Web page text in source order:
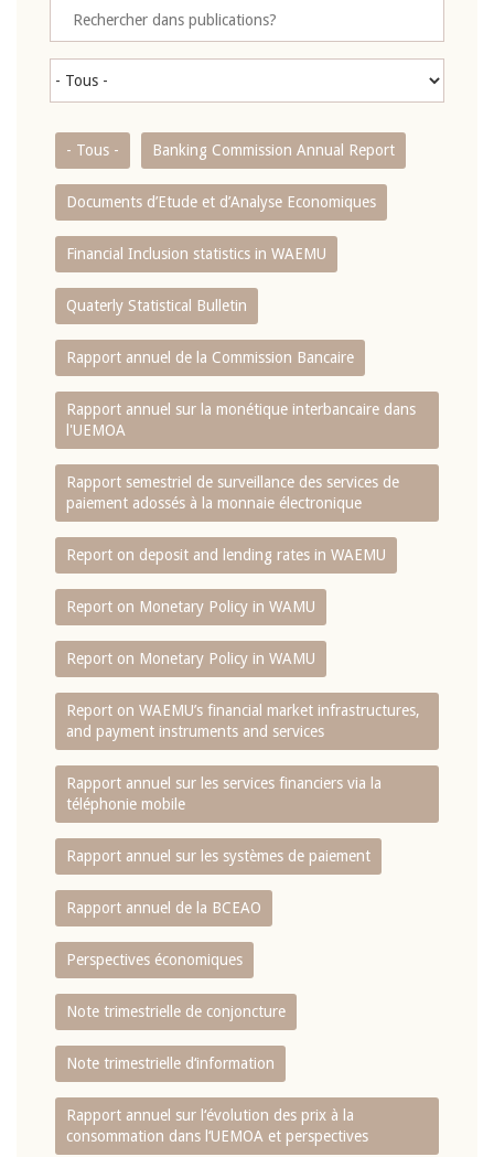
- Tous - Banking Commission Annual Report
Documents d’Etude et d’Analyse Economiques
Financial Inclusion statistics in WAEMU
Quaterly Statistical Bulletin
Rapport annuel de la Commission Bancaire
Rapport annuel sur la monétique interbancaire dans
l'UEMOA
Rapport semestriel de surveillance des services de
paiement adossés à la monnaie électronique
Report on deposit and lending rates in WAEMU
Report on Monetary Policy in WAMU
Report on Monetary Policy in WAMU
Report on WAEMU’s financial market infrastructures,
and payment instruments and services
Rapport annuel sur les services financiers via la
téléphonie mobile
Rapport annuel sur les systèmes de paiement
Rapport annuel de la BCEAO
Perspectives économiques
Note trimestrielle de conjoncture
Note trimestrielle d‘information
Rapport annuel sur l‘évolution des prix à la
consommation dans l‘UEMOA et perspectives